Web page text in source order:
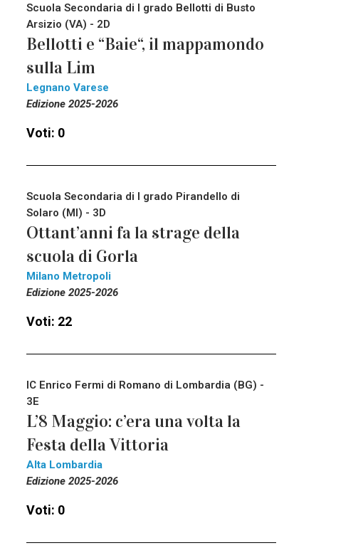
Scuola Secondaria di I grado Bellotti di Busto
Arsizio (VA) - 2D
Bellotti e “Baie“, il mappamondo
sulla Lim
Legnano Varese
Edizione 2025-2026
Voti: 0
Scuola Secondaria di I grado Pirandello di
Solaro (MI) - 3D
Ottant’anni fa la strage della
scuola di Gorla
Milano Metropoli
Edizione 2025-2026
Voti: 22
IC Enrico Fermi di Romano di Lombardia (BG) -
3E
L’8 Maggio: c’era una volta la
Festa della Vittoria
Alta Lombardia
Edizione 2025-2026
Voti: 0